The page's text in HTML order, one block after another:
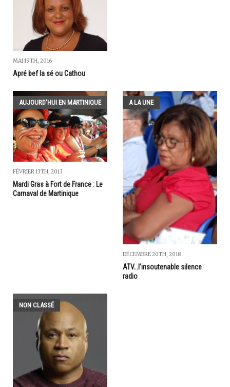
MAI 19TH, 2016
Apré bef la sé ou Cathou
AUJOURD'HUI EN MARTINIQUE
FÉVRIER 13TH, 2013
Mardi Gras à Fort de France : Le
Carnaval de Martinique
A LA UNE
DÉCEMBRE 20TH, 2018
ATV...l'insoutenable silence
radio
NON CLASSÉ